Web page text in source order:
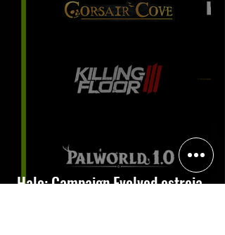
Halo: Campaign Evolved estreia